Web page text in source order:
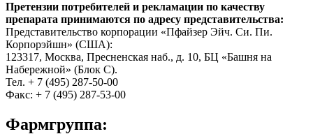
Претензии потребителей и рекламации по качеству
препарата принимаются по адресу представительства:
Представительство корпорации «Пфайзер Эйч. Си. Пи.
Корпорэйшн» (США):
123317, Москва, Пресненская наб., д. 10, БЦ «Башня на
Набережной» (Блок С).
Тел. + 7 (495) 287-50-00
Факс: + 7 (495) 287-53-00
Фармгруппа: